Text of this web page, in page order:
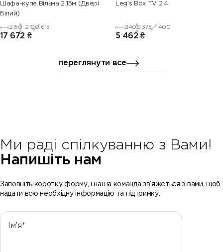
Шафа-купе Вільма 2.15м (Двері
Білий)
2150 2100 615
17 672 ₴
Leg’s Box TV 2.4
2400 375 400
5 462 ₴
переглянути все
Ми раді спілкуванню з Вами!
Напишіть нам
Заповніть коротку форму, і наша команда зв’яжеться з вами, щоб
надати всю необхідну інформацію та підтримку.
Ім’я*